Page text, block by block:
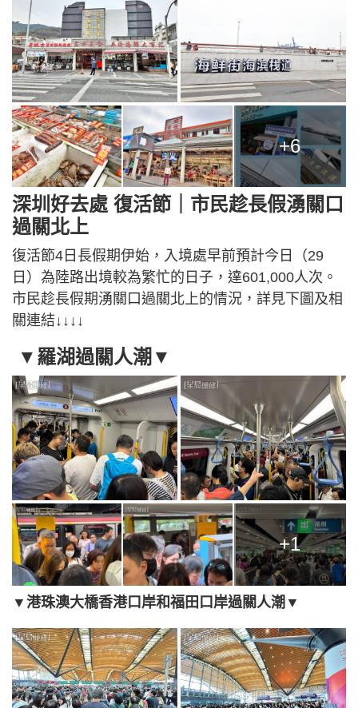
+6
深圳好去處 復活節｜市民趁長假湧關口
過關北上
復活節4日長假期伊始，入境處早前預計今日（29
日）為陸路出境較為繁忙的日子，達601,000人次。
市民趁長假期湧關口過關北上的情況，詳見下圖及相
關連結↓↓↓↓
▼羅湖過關人潮▼
+1
▼港珠澳大橋香港口岸和福田口岸過關人潮▼